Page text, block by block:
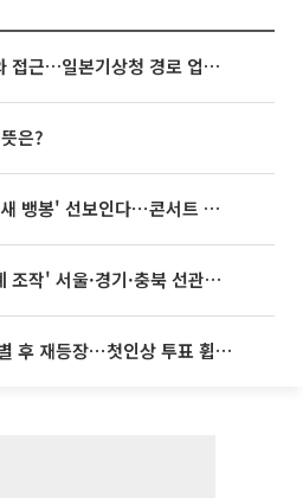
태풍 '돌핀' 오키나와 접근…일본기상청 경로 업데이트
은?
빅뱅, 20주년 기념 '새 뱅봉' 선보인다⋯콘서트 앞두고 팝업 개최
울·경기·충북 선관위 등 추가 압수수색
‘나솔사계’ 국화, 결별 후 재등장⋯첫인상 투표 휩쓸고 ‘인기녀’ 등극